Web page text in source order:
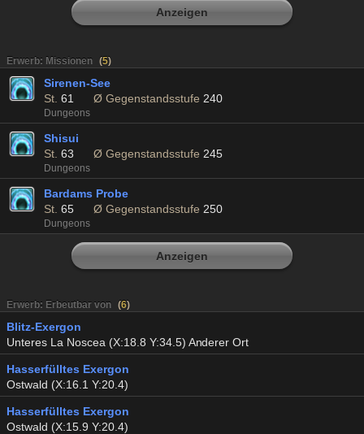
Anzeigen
Erwerb: Missionen (5)
Sirenen-See
St. 61 Ø Gegenstandsstufe 240
Dungeons
Shisui
St. 63 Ø Gegenstandsstufe 245
Dungeons
Bardams Probe
St. 65 Ø Gegenstandsstufe 250
Dungeons
Anzeigen
Erwerb: Erbeutbar von (6)
Blitz-Exergon
Unteres La Noscea (X:18.8 Y:34.5) Anderer Ort
Hasserfülltes Exergon
Ostwald (X:16.1 Y:20.4)
Hasserfülltes Exergon
Ostwald (X:15.9 Y:20.4)